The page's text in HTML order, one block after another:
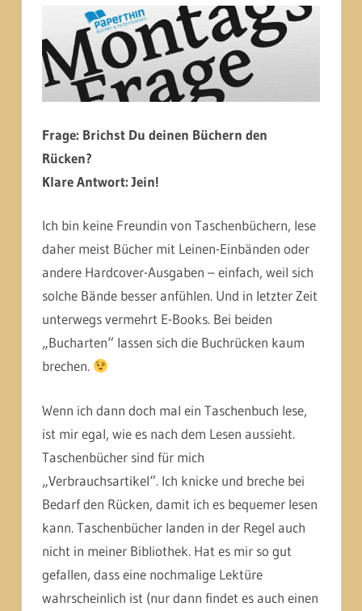
Frage: Brichst Du deinen Büchern den
Rücken?
Klare Antwort: Jein!
Ich bin keine Freundin von Taschenbüchern, lese
daher meist Bücher mit Leinen-Einbänden oder
andere Hardcover-Ausgaben – einfach, weil sich
solche Bände besser anfühlen. Und in letzter Zeit
unterwegs vermehrt E-Books. Bei beiden
„Bucharten“ lassen sich die Buchrücken kaum
brechen.
Wenn ich dann doch mal ein Taschenbuch lese,
ist mir egal, wie es nach dem Lesen aussieht.
Taschenbücher sind für mich
„Verbrauchsartikel“. Ich knicke und breche bei
Bedarf den Rücken, damit ich es bequemer lesen
kann. Taschenbücher landen in der Regel auch
nicht in meiner Bibliothek. Hat es mir so gut
gefallen, dass eine nochmalige Lektüre
wahrscheinlich ist (nur dann findet es auch einen